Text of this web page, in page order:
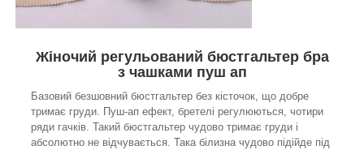
Жіночий регульований бюстгальтер бра
з чашками пуш ап
Базовий безшовний бюстгальтер без кісточок, що добре
тримає груди. Пуш-ап ефект, бретелі регулюються, чотири
ряди гачків. Такий бюстгальтер чудово тримає груди і
абсолютно не відчувається. Така білизна чудово підійде під